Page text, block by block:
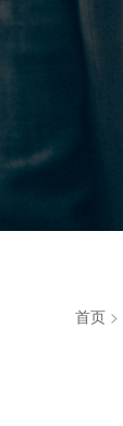
首页>